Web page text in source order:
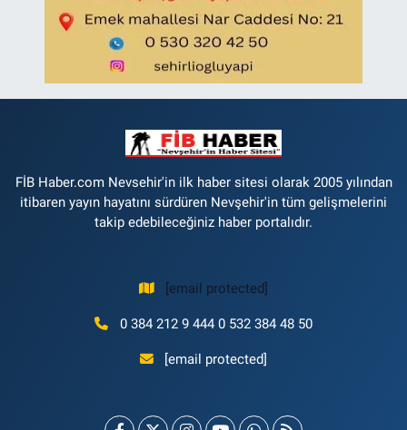
FİB Haber.com Nevsehir'in ilk haber sitesi olarak 2005 yılından
itibaren yayın hayatını sürdüren Nevşehir'in tüm gelişmelerini
takip edebileceğiniz haber portalıdır.
[email protected]
0 384 212 9 444 0 532 384 48 50
[email protected]